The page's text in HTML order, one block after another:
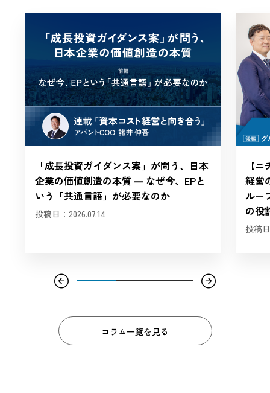
「成長投資ガイダンス案」が問う、日本
企業の価値創造の本質 ― なぜ今、EPと
いう「共通言語」が必要なのか
投稿日：2026.07.14
【
経営
ルー
の役
投稿
コラム一覧を見る